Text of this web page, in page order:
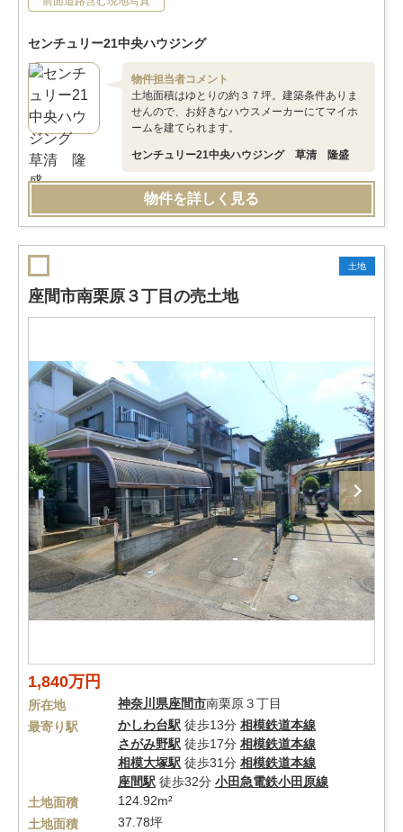
センチュリー21中央ハウジング
物件担当者コメント
土地面積はゆとりの約３７坪。建築条件ありま
せんので、お好きなハウスメーカーにてマイホ
ームを建てられます。
センチュリー21中央ハウジング 草清 隆盛
物件を詳しく見る
土地
座間市南栗原３丁目の売土地
1,840万円
所在地 神奈川県座間市南栗原３丁目
最寄り駅
かしわ台駅 徒歩13分 相模鉄道本線
さがみ野駅 徒歩17分 相模鉄道本線
相模大塚駅 徒歩31分 相模鉄道本線
座間駅 徒歩32分 小田急電鉄小田原線
土地面積
124.92m²
土地面積
37.78坪